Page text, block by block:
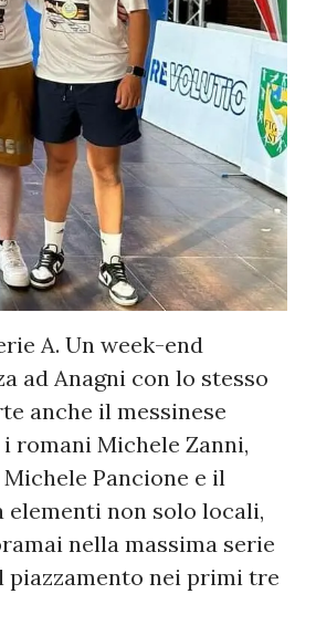
A. Un week-end
ad Anagni con lo stesso
anche il messinese
romani Michele Zanni,
Pancione e il
elementi non solo locali,
nella massima serie
piazzamento nei primi tre